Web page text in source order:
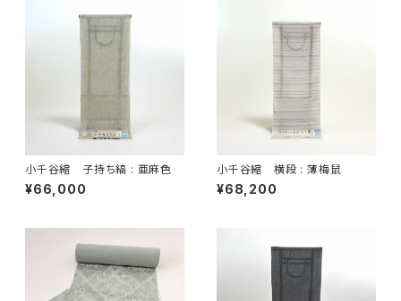
小千谷縮 子持ち縞 : 亜麻色
¥66,000
小千谷縮 横段 : 薄梅鼠
¥68,200